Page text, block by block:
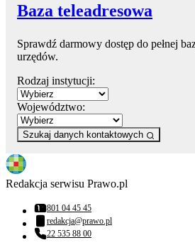
Baza teleadresowa
Sprawdź darmowy dostęp do pełnej
urzędów.
Rodzaj instytucji:
Województwo:
Szukaj danych kontaktowych
Redakcja serwisu Prawo.pl
Numer telefonu:
801 04 45 45
Adres email:
redakcja@prawo.pl
Numer telefonu:
22 535 88 00